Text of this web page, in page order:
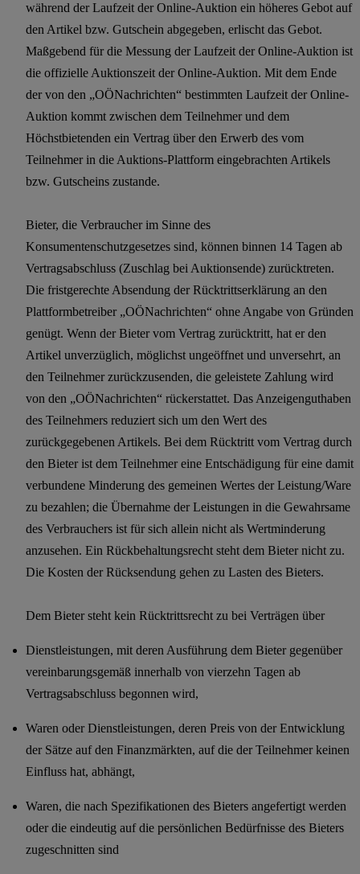
während der Laufzeit der Online-Auktion ein höheres Gebot auf
den Artikel bzw. Gutschein abgegeben, erlischt das Gebot.
Maßgebend für die Messung der Laufzeit der Online-Auktion ist
die offizielle Auktionszeit der Online-Auktion. Mit dem Ende
der von den „OÖNachrichten“ bestimmten Laufzeit der Online-
Auktion kommt zwischen dem Teilnehmer und dem
Höchstbietenden ein Vertrag über den Erwerb des vom
Teilnehmer in die Auktions-Plattform eingebrachten Artikels
bzw. Gutscheins zustande.
Bieter, die Verbraucher im Sinne des
Konsumentenschutzgesetzes sind, können binnen 14 Tagen ab
Vertragsabschluss (Zuschlag bei Auktionsende) zurücktreten.
Die fristgerechte Absendung der Rücktrittserklärung an den
Plattformbetreiber „OÖNachrichten“ ohne Angabe von Gründen
genügt. Wenn der Bieter vom Vertrag zurücktritt, hat er den
Artikel unverzüglich, möglichst ungeöffnet und unversehrt, an
den Teilnehmer zurückzusenden, die geleistete Zahlung wird
von den „OÖNachrichten“ rückerstattet. Das Anzeigenguthaben
des Teilnehmers reduziert sich um den Wert des
zurückgegebenen Artikels. Bei dem Rücktritt vom Vertrag durch
den Bieter ist dem Teilnehmer eine Entschädigung für eine damit
verbundene Minderung des gemeinen Wertes der Leistung/Ware
zu bezahlen; die Übernahme der Leistungen in die Gewahrsame
des Verbrauchers ist für sich allein nicht als Wertminderung
anzusehen. Ein Rückbehaltungsrecht steht dem Bieter nicht zu.
Die Kosten der Rücksendung gehen zu Lasten des Bieters.
Dem Bieter steht kein Rücktrittsrecht zu bei Verträgen über
Dienstleistungen, mit deren Ausführung dem Bieter gegenüber
vereinbarungsgemäß innerhalb von vierzehn Tagen ab
Vertragsabschluss begonnen wird,
Waren oder Dienstleistungen, deren Preis von der Entwicklung
der Sätze auf den Finanzmärkten, auf die der Teilnehmer keinen
Einfluss hat, abhängt,
Waren, die nach Spezifikationen des Bieters angefertigt werden
oder die eindeutig auf die persönlichen Bedürfnisse des Bieters
zugeschnitten sind